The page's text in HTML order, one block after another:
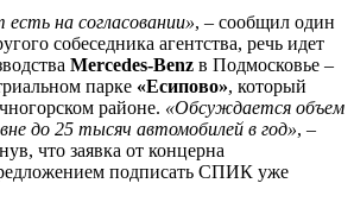
на согласовании», – сообщил один
собеседника агентства, речь идет
Mercedes-Benz в Подмосковье –
парке «Есипово», который
районе. «Обсуждается объем
до 25 тысяч автомобилей в год», –
что заявка от концерна
подписать СПИК уже